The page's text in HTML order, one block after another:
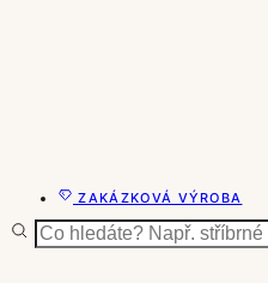
ZAKÁZKOVÁ VÝROBA